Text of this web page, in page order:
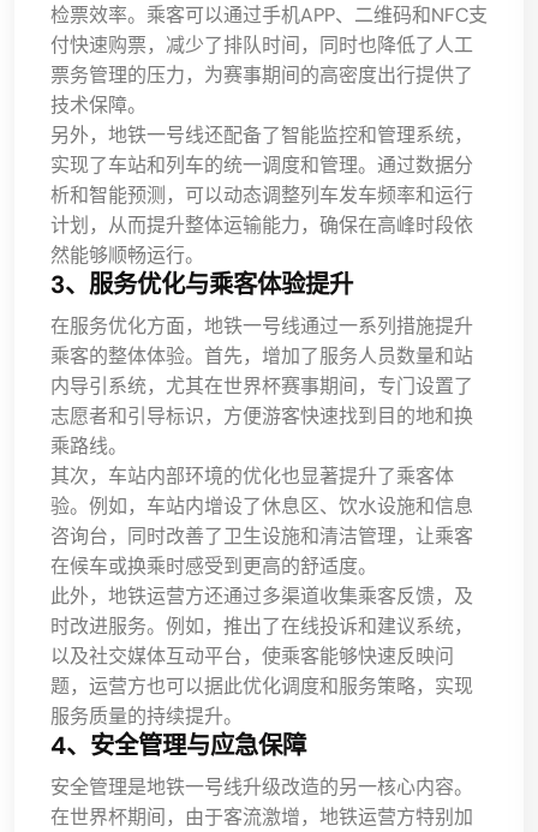
检票效率。乘客可以通过手机APP、二维码和NFC支
付快速购票，减少了排队时间，同时也降低了人工
票务管理的压力，为赛事期间的高密度出行提供了
技术保障。
另外，地铁一号线还配备了智能监控和管理系统，
实现了车站和列车的统一调度和管理。通过数据分
析和智能预测，可以动态调整列车发车频率和运行
计划，从而提升整体运输能力，确保在高峰时段依
然能够顺畅运行。
3、服务优化与乘客体验提升
在服务优化方面，地铁一号线通过一系列措施提升
乘客的整体体验。首先，增加了服务人员数量和站
内导引系统，尤其在世界杯赛事期间，专门设置了
志愿者和引导标识，方便游客快速找到目的地和换
乘路线。
其次，车站内部环境的优化也显著提升了乘客体
验。例如，车站内增设了休息区、饮水设施和信息
咨询台，同时改善了卫生设施和清洁管理，让乘客
在候车或换乘时感受到更高的舒适度。
此外，地铁运营方还通过多渠道收集乘客反馈，及
时改进服务。例如，推出了在线投诉和建议系统，
以及社交媒体互动平台，使乘客能够快速反映问
题，运营方也可以据此优化调度和服务策略，实现
服务质量的持续提升。
4、安全管理与应急保障
安全管理是地铁一号线升级改造的另一核心内容。
在世界杯期间，由于客流激增，地铁运营方特别加